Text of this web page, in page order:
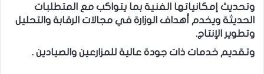
وتحديث إمكانياتها الفنية بما يتواكب مع المتطلبات
الحديثة ويخدم أهداف الوزارة في مجالات الرقابة والتحليل
وتطوير الإنتاج.
وتقديم خدمات ذات جودة عالية للمزارعين والصيادين .